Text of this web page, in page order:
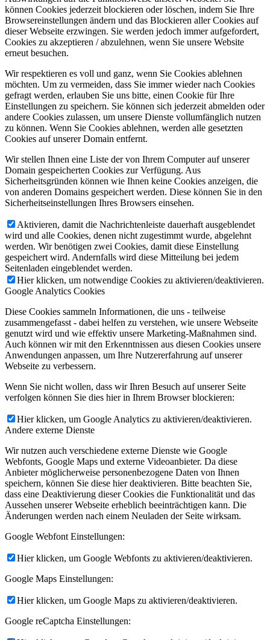
können Cookies jederzeit blockieren oder löschen, indem Sie Ihre
Browsereinstellungen ändern und das Blockieren aller Cookies auf
dieser Webseite erzwingen. Sie werden jedoch immer aufgefordert,
Cookies zu akzeptieren / abzulehnen, wenn Sie unsere Website
erneut besuchen.
Wir respektieren es voll und ganz, wenn Sie Cookies ablehnen
möchten. Um zu vermeiden, dass Sie immer wieder nach Cookies
gefragt werden, erlauben Sie uns bitte, einen Cookie für Ihre
Einstellungen zu speichern. Sie können sich jederzeit abmelden oder
andere Cookies zulassen, um unsere Dienste vollumfänglich nutzen
zu können. Wenn Sie Cookies ablehnen, werden alle gesetzten
Cookies auf unserer Domain entfernt.
Wir stellen Ihnen eine Liste der von Ihrem Computer auf unserer
Domain gespeicherten Cookies zur Verfügung. Aus
Sicherheitsgründen können wie Ihnen keine Cookies anzeigen, die
von anderen Domains gespeichert werden. Diese können Sie in den
Sicherheitseinstellungen Ihres Browsers einsehen.
Aktivieren, damit die Nachrichtenleiste dauerhaft ausgeblendet
wird und alle Cookies, denen nicht zugestimmt wurde, abgelehnt
werden. Wir benötigen zwei Cookies, damit diese Einstellung
gespeichert wird. Andernfalls wird diese Mitteilung bei jedem
Seitenladen eingeblendet werden.
Hier klicken, um notwendige Cookies zu aktivieren/deaktivieren.
Google Analytics Cookies
Diese Cookies sammeln Informationen, die uns - teilweise
zusammengefasst - dabei helfen zu verstehen, wie unsere Webseite
genutzt wird und wie effektiv unsere Marketing-Maßnahmen sind.
Auch können wir mit den Erkenntnissen aus diesen Cookies unsere
Anwendungen anpassen, um Ihre Nutzererfahrung auf unserer
Webseite zu verbessern.
Wenn Sie nicht wollen, dass wir Ihren Besuch auf unserer Seite
verfolgen können Sie dies hier in Ihrem Browser blockieren:
Hier klicken, um Google Analytics zu aktivieren/deaktivieren.
Andere externe Dienste
Wir nutzen auch verschiedene externe Dienste wie Google
Webfonts, Google Maps und externe Videoanbieter. Da diese
Anbieter möglicherweise personenbezogene Daten von Ihnen
speichern, können Sie diese hier deaktivieren. Bitte beachten Sie,
dass eine Deaktivierung dieser Cookies die Funktionalität und das
Aussehen unserer Webseite erheblich beeinträchtigen kann. Die
Änderungen werden nach einem Neuladen der Seite wirksam.
Google Webfont Einstellungen:
Hier klicken, um Google Webfonts zu aktivieren/deaktivieren.
Google Maps Einstellungen:
Hier klicken, um Google Maps zu aktivieren/deaktivieren.
Google reCaptcha Einstellungen: